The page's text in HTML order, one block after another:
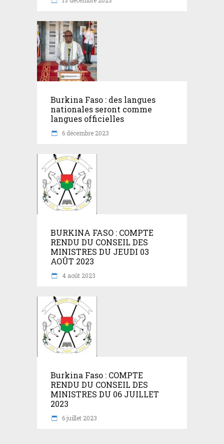
Burkina Faso : des langues
nationales seront comme
langues officielles
6 décembre 2023
BURKINA FASO : COMPTE
RENDU DU CONSEIL DES
MINISTRES DU JEUDI 03
AOÛT 2023
4 août 2023
Burkina Faso : COMPTE
RENDU DU CONSEIL DES
MINISTRES DU 06 JUILLET
2023
6 juillet 2023